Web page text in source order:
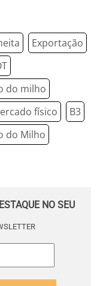
Exportação
do milho
físico
B3
do Milho
NO SEU